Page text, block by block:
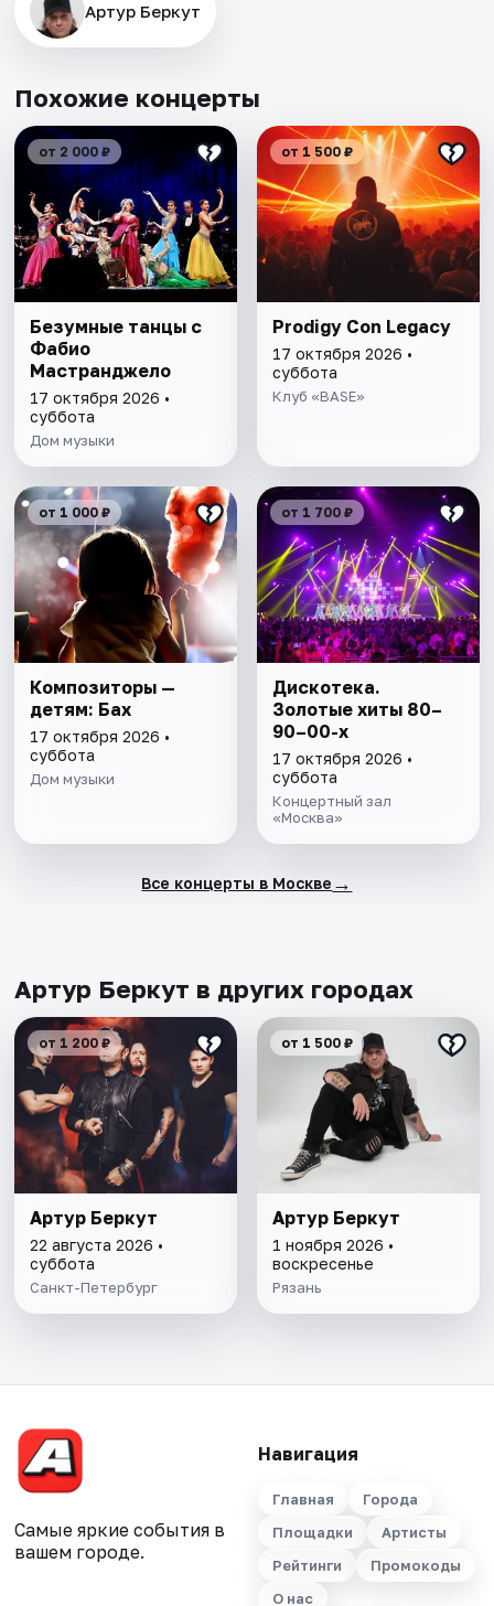
Артур Беркут
Похожие концерты
от 2 000 ₽
Безумные танцы с
Фабио
Мастранджело
17 октября 2026 •
суббота
Дом музыки
от 1 500 ₽
Prodigy Con Legacy
17 октября 2026 •
суббота
Клуб «BASE»
от 1 000 ₽
Композиторы —
детям: Бах
17 октября 2026 •
суббота
Дом музыки
от 1 700 ₽
Дискотека.
Золотые хиты 80–
90–00-х
17 октября 2026 •
суббота
Концертный зал
«Москва»
Все концерты в Москве →
Артур Беркут в других городах
от 1 200 ₽
Артур Беркут
22 августа 2026 •
суббота
Санкт-Петербург
от 1 500 ₽
Артур Беркут
1 ноября 2026 •
воскресенье
Рязань
Самые яркие события в
вашем городе.
Навигация
Главная
Города
Площадки
Артисты
Рейтинги
Промокоды
О нас